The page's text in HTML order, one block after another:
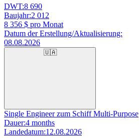
DWT:8 690
Baujahr:2 012
8 356 $ pro Monat
Datum der Erstellung/Aktualisierung:
08.08.2026
🇺🇦
Single Engineer zum Schiff Multi-Purpose
Dauer:4 months
Landedatum:12.08.2026